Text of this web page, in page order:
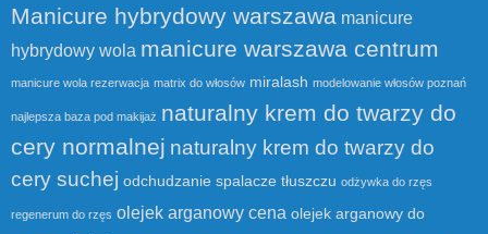
Manicure hybrydowy warszawa manicure
hybrydowy wola manicure warszawa centrum
manicure wola rezerwacja matrix do włosów miralash modelowanie włosów poznań
najlepsza baza pod makijaż naturalny krem do twarzy do
cery normalnej naturalny krem do twarzy do
cery suchej odchudzanie spalacze tłuszczu odżywka do rzęs
regenerum do rzęs olejek arganowy cena olejek arganowy do